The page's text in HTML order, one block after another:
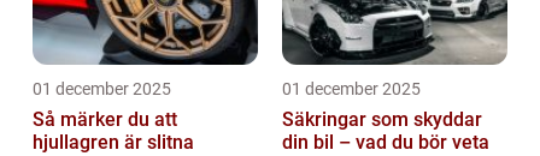
01 december 2025
Så märker du att
hjullagren är slitna
01 december 2025
Säkringar som skyddar
din bil – vad du bör veta